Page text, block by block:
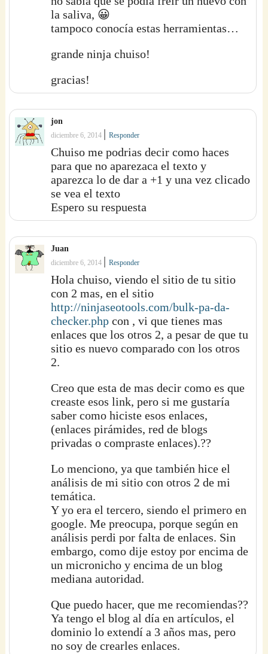
la saliva, 😀
tampoco conocía estas herramientas…
grande ninja chuiso!
gracias!
jon
diciembre 6, 2014 |Responder
Chuiso me podrias decir como haces
para que no aparezaca el texto y
aparezca lo de dar a +1 y una vez clicado
se vea el texto
Espero su respuesta
Juan
diciembre 6, 2014 |Responder
Hola chuiso, viendo el sitio de tu sitio
con 2 mas, en el sitio
http://ninjaseotools.com/bulk-pa-da-
checker.php con , vi que tienes mas
enlaces que los otros 2, a pesar de que tu
sitio es nuevo comparado con los otros
2.
Creo que esta de mas decir como es que
creaste esos link, pero si me gustaría
saber como hiciste esos enlaces,
(enlaces pirámides, red de blogs
privadas o compraste enlaces).??
Lo menciono, ya que también hice el
análisis de mi sitio con otros 2 de mi
temática.
Y yo era el tercero, siendo el primero en
google. Me preocupa, porque según en
análisis perdi por falta de enlaces. Sin
embargo, como dije estoy por encima de
un micronicho y encima de un blog
mediana autoridad.
Que puedo hacer, que me recomiendas??
Ya tengo el blog al día en artículos, el
dominio lo extendí a 3 años mas, pero
no soy de crearles enlaces.